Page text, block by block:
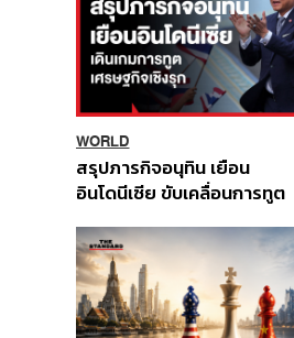
WORLD
สรุปภารกิจอนุทิน เยือน
อินโดนีเซีย ขับเคลื่อนการทูต
ส่วนยุทธศาสตร์ไทย –
อินโดนีเซีย